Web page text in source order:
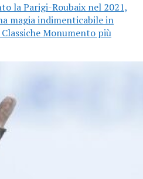
la Parigi-Roubaix nel 2021,
magia indimenticabile in
Monumento più